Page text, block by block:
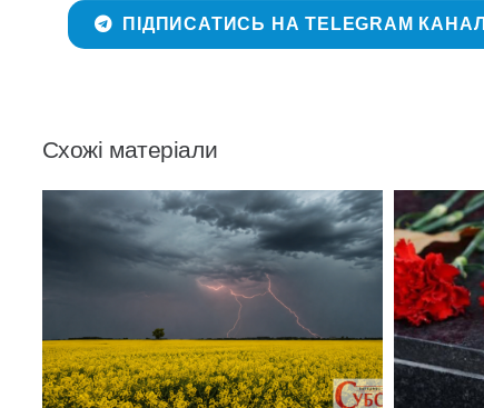
ПІДПИСАТИСЬ НА TELEGRAM КАНАЛ
Схожі матеріали